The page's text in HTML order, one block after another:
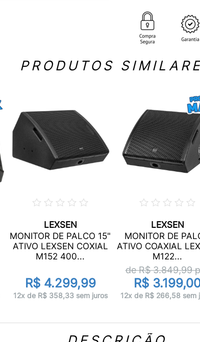
PRODUTOS
LEXSEN
MONITOR DE PALCO 15"
ATIVO LEXSEN COXIAL
M152 400...
R$ 4.299,99
12x de R$ 358,33 sem juros
LEXSEN
MONITOR DE
ATIVO COAXIAL
M122...
de R$3.849,99
R$
12x de R$ 266,58 sem